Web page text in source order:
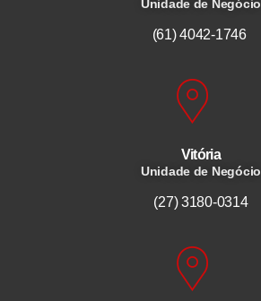
Unidade de Negócio
(61) 4042-1746
Vitória
Unidade de Negócio
(27) 3180-0314